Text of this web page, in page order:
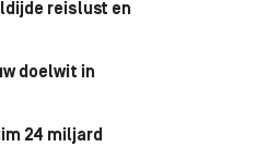
reislust en
doelwit in
24 miljard